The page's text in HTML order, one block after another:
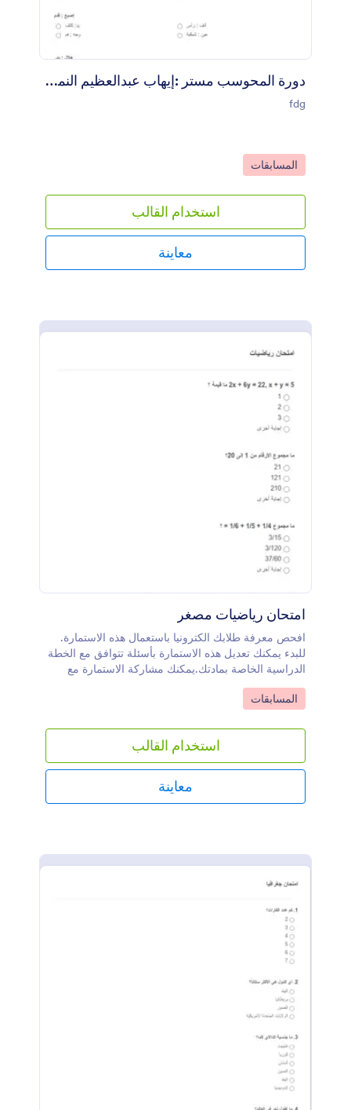
دورة المحوسب مستر :إيهاب عبدالعظيم النموذج (1) :الحسد وآثار الفضاء 100%
fdg
Go to Category:
المسابقات
استخدام القالب
معاينة
امتحان رياضيات مصغر
افحص معرفة طلابك الكترونيا باستعمال هذه الاستمارة.
للبدء يمكنك تعديل هذه الاستمارة بأسئلة تتوافق مع الخطة
الدراسية الخاصة بمادتك.يمكنك مشاركة الاستمارة مع
طلايك بعد ذلك بطريقة مباشرة من خلال الرابط المباشر
للاستمارة
Go to Category:
المسابقات
استخدام القالب
معاينة